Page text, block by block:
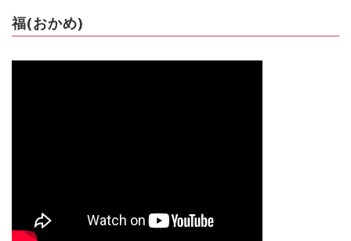
福(おかめ)